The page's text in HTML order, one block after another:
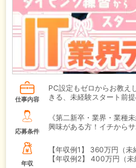
仕事内容
PC設定もゼロからお教
きる、未経験スタート前
応募条件
《第二新卒・業界・業種
興味がある方！イチからサ
年収
【年収例1】
360万円（未
【年収例2】
400万円（未